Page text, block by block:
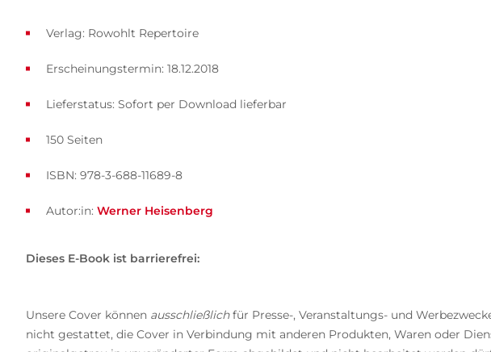
Verlag: Rowohlt Repertoire
Erscheinungstermin: 18.12.2018
Lieferstatus: Sofort per Download lieferbar
ISBN: 978-3-688-11689-8
150 Seiten
Autor:in: Werner Heisenberg
Dieses E-Book ist barrierefrei:
Unsere Cover können ausschließlichfür Presse-, Veranstaltungs- und
nicht gestattet, die Cover in Verbindung mit anderen Produkten, Waren oder